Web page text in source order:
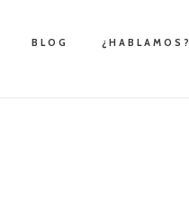
BLOG ¿HABLAMOS?